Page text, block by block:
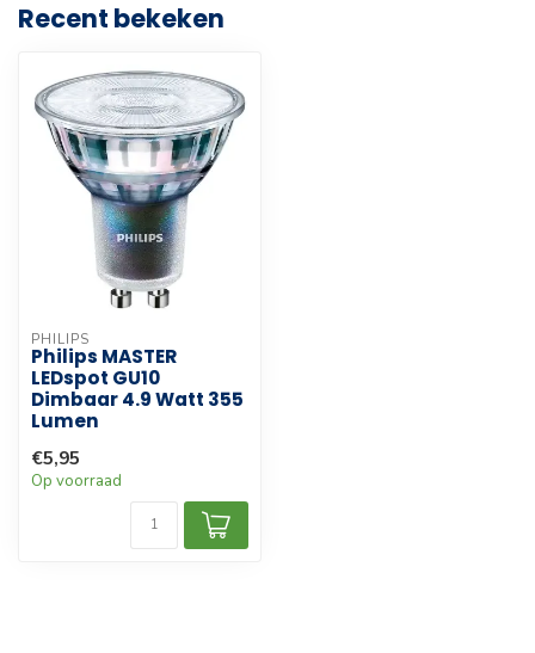
Recent bekeken
PHILIPS
Philips MASTER
LEDspot GU10
Dimbaar 4.9 Watt 355
Lumen
€5,95
Op voorraad